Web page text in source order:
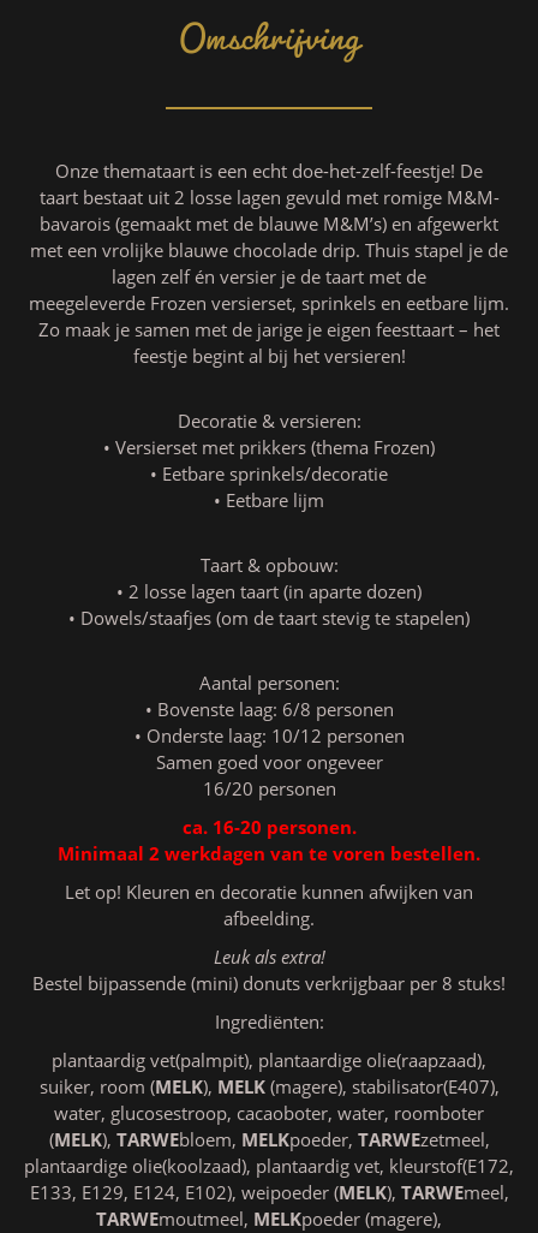
Onze themataart is een echt doe-het-zelf-feestje! De
taart bestaat uit 2 losse lagen gevuld met romige M&M-
bavarois (gemaakt met de blauwe M&M’s) en afgewerkt
met een vrolijke blauwe chocolade drip. Thuis stapel je de
lagen zelf én versier je de taart met de
meegeleverde Frozen versierset, sprinkels en eetbare lijm.
Zo maak je samen met de jarige je eigen feesttaart – het
feestje begint al bij het versieren!
Decoratie & versieren:
• Versierset met prikkers (thema Frozen)
• Eetbare sprinkels/decoratie
• Eetbare lijm
Taart & opbouw:
• 2 losse lagen taart (in aparte dozen)
• Dowels/staafjes (om de taart stevig te stapelen)
Aantal personen:
• Bovenste laag: 6/8 personen
• Onderste laag: 10/12 personen
Samen goed voor ongeveer
16/20 personen
ca. 16-20 personen.
Minimaal 2 werkdagen van te voren bestellen.
Let op! Kleuren en decoratie kunnen afwijken van
afbeelding.
Leuk als extra!
Bestel bijpassende (mini) donuts verkrijgbaar per 8 stuks!
Ingrediënten:
plantaardig vet(palmpit), plantaardige olie(raapzaad),
suiker, room (MELK), MELK(magere), stabilisator(E407),
water, glucosestroop, cacaoboter, water, roomboter
(MELK), TARWEbloem, MELKpoeder, TARWEzetmeel,
plantaardige olie(koolzaad), plantaardig vet, kleurstof(E172,
E133, E129, E124, E102), weipoeder (MELK), TARWEmeel,
TARWEmoutmeel, MELKpoeder (magere),